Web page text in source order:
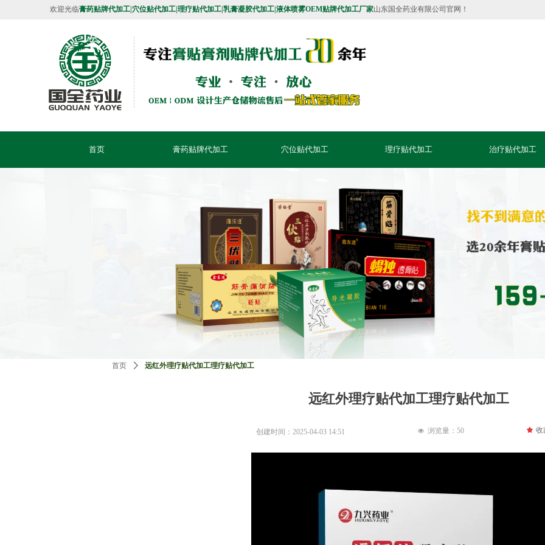
欢迎光临膏药贴牌代加工|穴位贴代加工|理疗贴代加工|乳膏凝胶代加工|液体喷雾OEM贴牌代加工厂家山东国全药业有限
首页 膏药贴牌代加工 穴位贴代加工 理疗贴代加工 治疗贴代加工
首页 ꄲ 远红外理疗贴代加工理疗贴代加工
远红外理疗贴代加工理疗贴代加工
创建时间： 2025-04-03 14:51 넶 浏览量： 50 끄 收